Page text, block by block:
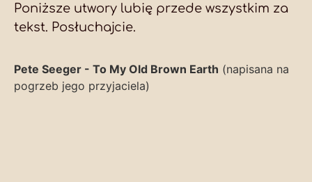
Poniższe utwory lubię przede wszystkim za
tekst. Posłuchajcie.
Pete Seeger - To My Old Brown Earth (napisana na
pogrzeb jego przyjaciela)